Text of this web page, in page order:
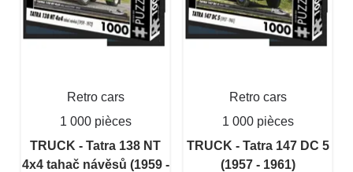
Retro cars
1 000 pièces
TRUCK - Tatra 138 NT
4x4 tahač návěsů (1959 -
Retro cars
1 000 pièces
TRUCK - Tatra 147 DC 5
(1957 - 1961)